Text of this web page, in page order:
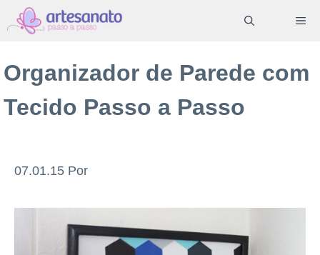
Pular
para
conteúdo
Organizador de Parede com
Tecido Passo a Passo
07.01.15 Por